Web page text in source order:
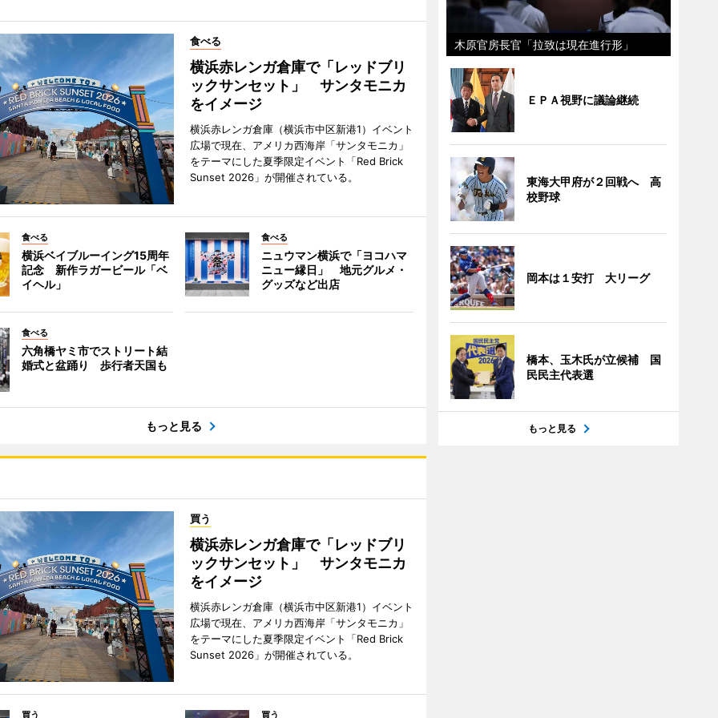
食べる
横浜赤レンガ倉庫で「レッドブリ
ックサンセット」 サンタモニカ
をイメージ
横浜赤レンガ倉庫（横浜市中区新港1）イベント
広場で現在、アメリカ西海岸「サンタモニカ」
をテーマにした夏季限定イベント「Red Brick
Sunset 2026」が開催されている。
食べる
横浜ベイブルーイング15周年
記念 新作ラガービール「ベ
イヘル」
食べる
ニュウマン横浜で「ヨコハマ
ニュー縁日」 地元グルメ・
グッズなど出店
食べる
六角橋ヤミ市でストリート結
婚式と盆踊り 歩行者天国も
もっと見る
買う
横浜赤レンガ倉庫で「レッドブリ
ックサンセット」 サンタモニカ
をイメージ
横浜赤レンガ倉庫（横浜市中区新港1）イベント
広場で現在、アメリカ西海岸「サンタモニカ」
をテーマにした夏季限定イベント「Red Brick
Sunset 2026」が開催されている。
買う 買う
木原官房長官「拉致は現在進行形」
ＥＰＡ視野に議論継続
東海大甲府が２回戦へ 高
校野球
岡本は１安打 大リーグ
橋本、玉木氏が立候補 国
民民主代表選
もっと見る